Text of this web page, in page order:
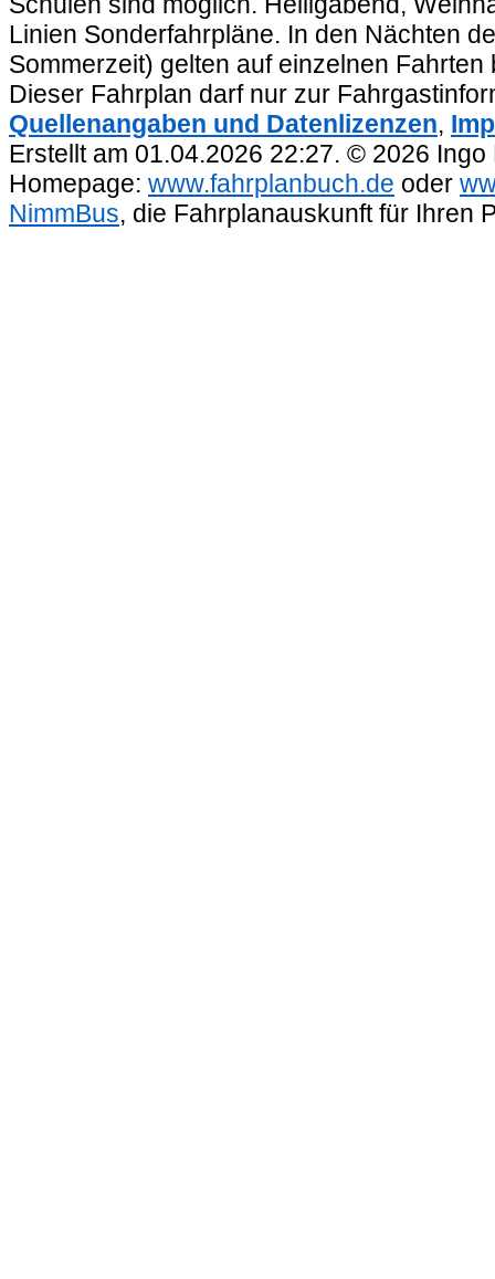
Linien Sonderfahrpläne. In den Nächten
Sommerzeit) gelten auf einzelnen
Dieser Fahrplan darf nur zur
Quellenangaben und Datenlizenzen,
Erstellt am 01.04.2026 22:27. © 2026
Homepage: www.fahrplanbuch.de oder
NimmBus, die Fahrplanauskunft für Ihren